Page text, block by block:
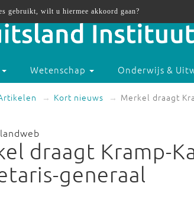
Wetenschap Onderwijs &
Kort nieuws Merkel draagt
draagt Kramp-
generaal
gebruikt, wilt u hiermee akkoord gaan?